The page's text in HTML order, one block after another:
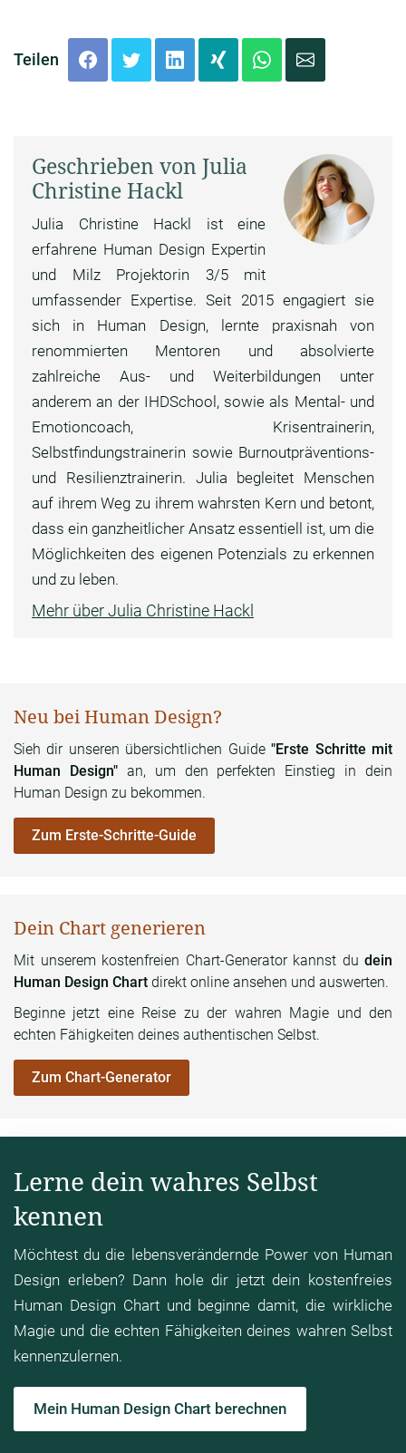
Teilen
Geschrieben von Julia
Christine Hackl
Julia Christine Hackl ist eine
erfahrene Human Design Expertin
und Milz Projektorin 3/5 mit
umfassender Expertise. Seit 2015 engagiert sie
sich in Human Design, lernte praxisnah von
renommierten Mentoren und absolvierte
zahlreiche Aus- und Weiterbildungen unter
anderem an der IHDSchool, sowie als Mental- und
Emotioncoach, Krisentrainerin,
Selbstfindungstrainerin sowie Burnoutpräventions-
und Resilienztrainerin. Julia begleitet Menschen
auf ihrem Weg zu ihrem wahrsten Kern und betont,
dass ein ganzheitlicher Ansatz essentiell ist, um die
Möglichkeiten des eigenen Potenzials zu erkennen
und zu leben.
Mehr über Julia Christine Hackl
Neu bei Human Design?
Sieh dir unseren übersichtlichen Guide"Erste Schritte mit
Human Design"an, um den perfekten Einstieg in dein
Human Design zu bekommen.
Zum Erste-Schritte-Guide
Dein Chart generieren
Mit unserem kostenfreien Chart-Generator kannst du dein
Human Design Chart direkt online ansehen und auswerten.
Beginne jetzt eine Reise zu der wahren Magie und den
echten Fähigkeiten deines authentischen Selbst.
Zum Chart-Generator
Lerne dein wahres Selbst
kennen
Möchtest du die lebensverändernde Power von Human
Design erleben? Dann hole dir jetzt dein kostenfreies
Human Design Chart und beginne damit, die wirkliche
Magie und die echten Fähigkeiten deines wahren Selbst
kennenzulernen.
Mein Human Design Chart berechnen